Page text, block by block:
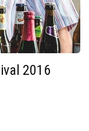
2016